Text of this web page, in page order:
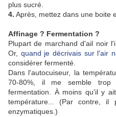
plus sucré.
4. Après, mettez dans une boite
Affinage ? Fermentation ?
Plupart de marchand d'ail noir
Or, quand je décrivais sur l'air
considérer fermenté.
Dans l'autocuiseur, la
70-80%, il me semble
fermentation. À moins qu'il y
température... (Par contre, il
enzymatiques.)